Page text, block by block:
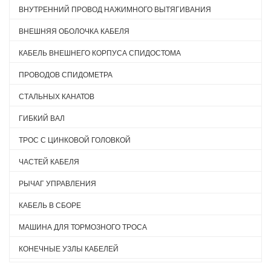
ВНУТРЕННИЙ ПРОВОД НАЖИМНОГО ВЫТЯГИВАНИЯ
ВНЕШНЯЯ ОБОЛОЧКА КАБЕЛЯ
КАБЕЛЬ ВНЕШНЕГО КОРПУСА СПИДОСТОМА
ПРОВОДОВ СПИДОМЕТРА
СТАЛЬНЫХ КАНАТОВ
ГИБКИЙ ВАЛ
ТРОС С ЦИНКОВОЙ ГОЛОВКОЙ
ЧАСТЕЙ КАБЕЛЯ
РЫЧАГ УПРАВЛЕНИЯ
КАБЕЛЬ В СБОРЕ
МАШИНА ДЛЯ ТОРМОЗНОГО ТРОСА
КОНЕЧНЫЕ УЗЛЫ КАБЕЛЕЙ